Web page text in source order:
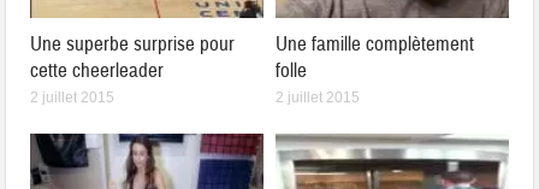
Une superbe surprise pour
cette cheerleader
2 juillet 2015
Une famille complètement
folle
2 juillet 2015